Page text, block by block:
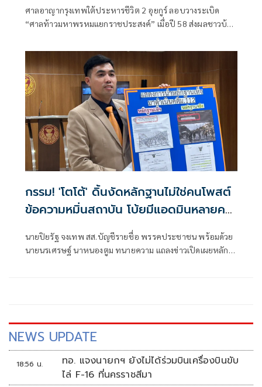
ศาลอาญากรุงเทพใต้ประหารชีวิต 2 อุยกูร์ ลอบวางระเบิด
“ศาลท้าวมหาพรหมแยกราชประสงค์” เมื่อปี 58 ส่งผลชาวบ้าน
กรรม! 'โตโต้' ดิ้นงัดหลักฐานไม่ใช่คนโพสต์
ข้อความหมิ่นสถาบัน โบ้ยมีแอดมินหลายคน
นายปิยรัฐ จงเทพ สส.บัญชีรายชื่อ พรรคประชาชน พร้อมด้วย
นายนรเศรษฐ์ นาหนองตูม ทนายความ แถลงข่าวเปิดเผยหลัก
NEWS UPDATE
18:56 น.
ทอ. แจงนายกฯ ยังไม่ได้ร่วมบินเครื่องบินขับ
ไล่ F-16 ที่นครราชสีมา